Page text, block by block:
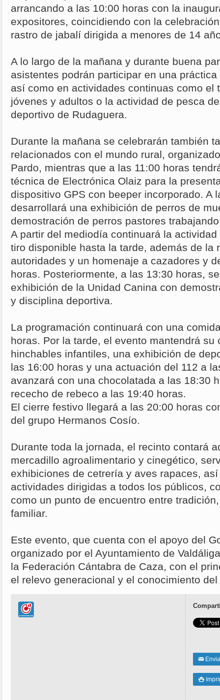
arrancando a las 10:00 horas con la
expositores, coincidiendo con la
rastro de jabalí dirigida a menores de 14
A lo largo de la mañana y durante buena
asistentes podrán participar en una
así como en actividades continuas como el
jóvenes y adultos o la actividad de pesca
deportivo de Rudaguera.
Durante la mañana se celebrarán también
relacionados con el mundo rural,
Pardo, mientras que a las 11:00 horas
técnica de Electrónica Olaiz para la
dispositivo GPS con beeper incorporado. A
desarrollará una exhibición de perros de
demostración de perros pastores
A partir del mediodía continuará la
tiro disponible hasta la tarde, además de la
autoridades y un homenaje a cazadores y
horas. Posteriormente, a las 13:30 horas,
exhibición de la Unidad Canina con
y disciplina deportiva.
La programación continuará con una
horas. Por la tarde, el evento mantendrá su
hinchables infantiles, una exhibición de
las 16:00 horas y una actuación del 112 a
avanzará con una chocolatada a las 18:30
rececho de rebeco a las 19:40 horas.
El cierre festivo llegará a las 20:00 horas
del grupo Hermanos Cosío.
Durante toda la jornada, el recinto contará
mercadillo agroalimentario y cinegético,
exhibiciones de cetrería y aves rapaces,
actividades dirigidas a todos los públicos,
como un punto de encuentro entre
familiar.
Este evento, que cuenta con el apoyo del
organizado por el Ayuntamiento de
la Federación Cántabra de Caza, con el
el relevo generacional y el conocimiento
✉
